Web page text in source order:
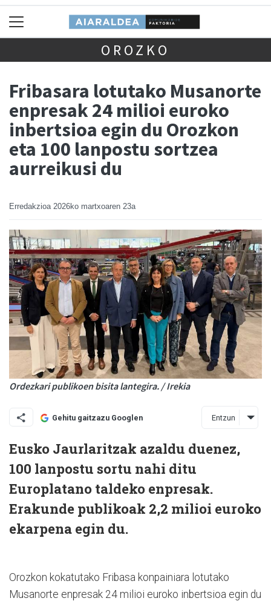
OROZKO
Fribasara lotutako Musanorte
enpresak 24 milioi euroko
inbertsioa egin du Orozkon
eta 100 lanpostu sortzea
aurreikusi du
Erredakzioa 2026ko martxoaren 23a
Ordezkari publikoen bisita lantegira. / Irekia
Gehitu gaitzazu Googlen Entzun
Eusko Jaurlaritzak azaldu duenez,
100 lanpostu sortu nahi ditu
Europlatano taldeko enpresak.
Erakunde publikoak 2,2 milioi euroko
ekarpena egin du.
Orozkon kokatutako Fribasa konpainiara lotutako
Musanorte enpresak 24 milioi euroko inbertsioa egin du